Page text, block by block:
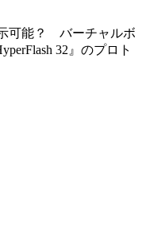
可能？ バーチャルボ
32』のプロト